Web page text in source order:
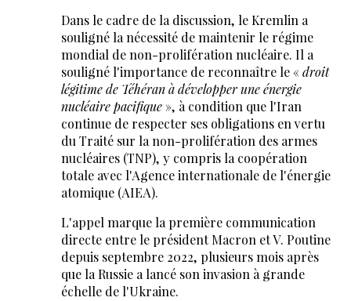
Dans le cadre de la discussion, le Kremlin a
souligné la nécessité de maintenir le régime
mondial de non-prolifération nucléaire. Il a
souligné l'importance de reconnaître le «droit
légitime de Téhéran à développer une énergie
nucléaire pacifique », à condition que l'Iran
continue de respecter ses obligations en vertu
du Traité sur la non-prolifération des armes
nucléaires (TNP), y compris la coopération
totale avec l'Agence internationale de l'énergie
atomique (AIEA).
L'appel marque la première communication
directe entre le président Macron et V. Poutine
depuis septembre 2022, plusieurs mois après
que la Russie a lancé son invasion à grande
échelle de l'Ukraine.